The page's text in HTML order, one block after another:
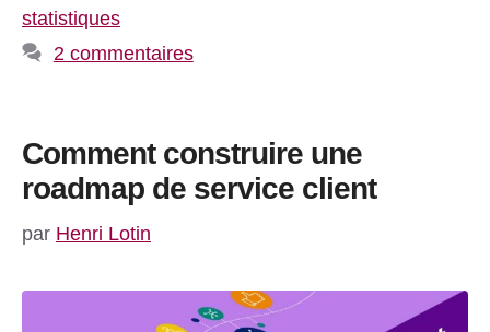
statistiques
2 commentaires
Comment construire une
roadmap de service client
par Henri Lotin